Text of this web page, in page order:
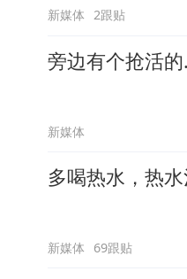
新媒体 2跟贴
旁边有个抢活
新媒体
多喝热水，热水
新媒体 69跟贴